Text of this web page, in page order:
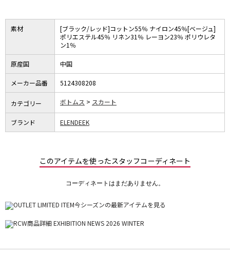
素材
[ブラック/レッド]コットン55％ ナイロン45％[ベージュ]
ポリエステル45％ リネン31％ レーヨン23％ ポリウレタ
ン1％
原産国 中国
メーカー品番 5124308208
カテゴリー ボトムス スカート
ブランド ELENDEEK
このアイテムを使ったスタッフコーディネート
コーディネートはまだありません。